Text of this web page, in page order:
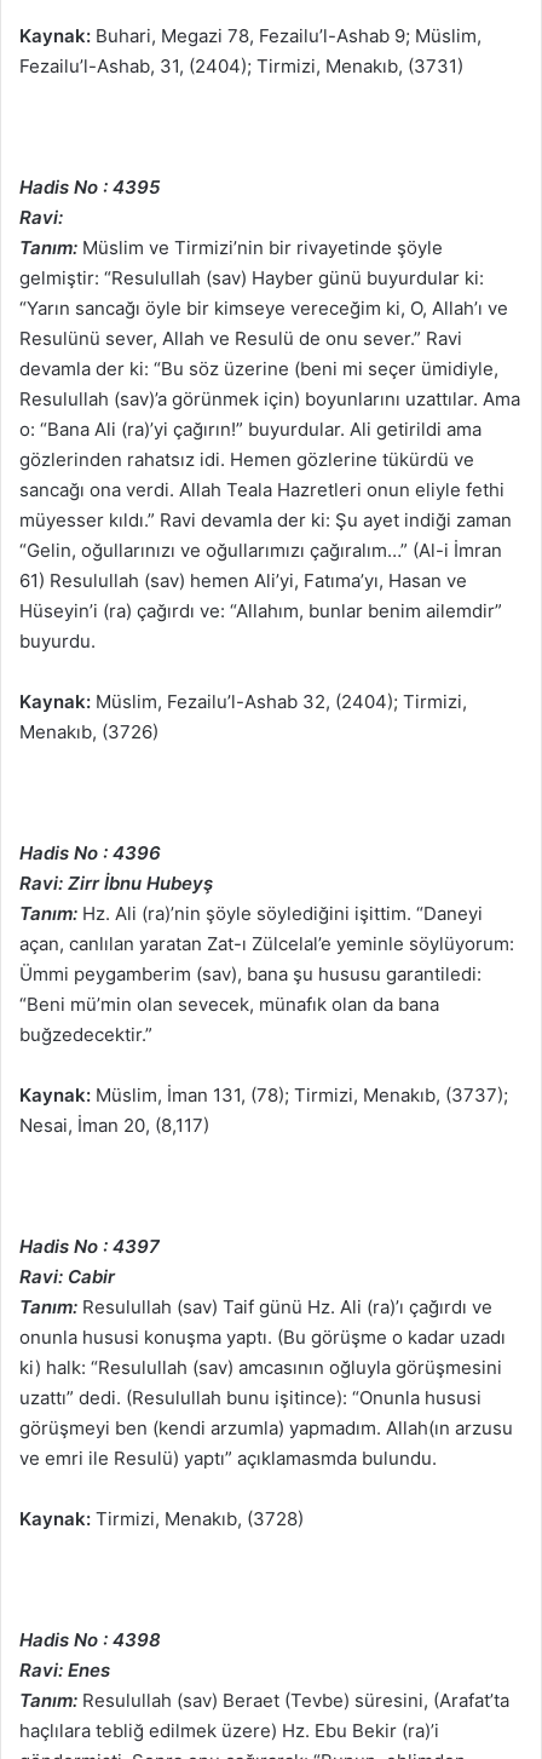
Kaynak: Buhari, Megazi 78, Fezailu’l-Ashab 9; Müslim,
Fezailu’l-Ashab, 31, (2404); Tirmizi, Menakıb, (3731)
Hadis No : 4395
Ravi:
Tanım: Müslim ve Tirmizi’nin bir rivayetinde şöyle
gelmiştir: “Resulullah (sav) Hayber günü buyurdular ki:
“Yarın sancağı öyle bir kimseye vereceğim ki, O, Allah’ı ve
Resulünü sever, Allah ve Resulü de onu sever.” Ravi
devamla der ki: “Bu söz üzerine (beni mi seçer ümidiyle,
Resulullah (sav)’a görünmek için) boyunlarını uzattılar. Ama
o: “Bana Ali (ra)’yi çağırın!” buyurdular. Ali getirildi ama
gözlerinden rahatsız idi. Hemen gözlerine tükürdü ve
sancağı ona verdi. Allah Teala Hazretleri onun eliyle fethi
müyesser kıldı.” Ravi devamla der ki: Şu ayet indiği zaman
“Gelin, oğullarınızı ve oğullarımızı çağıralım…” (Al-i İmran
61) Resulullah (sav) hemen Ali’yi, Fatıma’yı, Hasan ve
Hüseyin’i (ra) çağırdı ve: “Allahım, bunlar benim ailemdir”
buyurdu.
Kaynak: Müslim, Fezailu’l-Ashab 32, (2404); Tirmizi,
Menakıb, (3726)
Hadis No : 4396
Ravi: Zirr İbnu Hubeyş
Tanım: Hz. Ali (ra)’nin şöyle söylediğini işittim. “Daneyi
açan, canlılan yaratan Zat-ı Zülcelal’e yeminle söylüyorum:
Ümmi peygamberim (sav), bana şu hususu garantiledi:
“Beni mü’min olan sevecek, münafık olan da bana
buğzedecektir.”
Kaynak: Müslim, İman 131, (78); Tirmizi, Menakıb, (3737);
Nesai, İman 20, (8,117)
Hadis No : 4397
Ravi: Cabir
Tanım: Resulullah (sav) Taif günü Hz. Ali (ra)’ı çağırdı ve
onunla hususi konuşma yaptı. (Bu görüşme o kadar uzadı
ki) halk: “Resulullah (sav) amcasının oğluyla görüşmesini
uzattı” dedi. (Resulullah bunu işitince): “Onunla hususi
görüşmeyi ben (kendi arzumla) yapmadım. Allah(ın arzusu
ve emri ile Resulü) yaptı” açıklamasmda bulundu.
Kaynak: Tirmizi, Menakıb, (3728)
Hadis No : 4398
Ravi: Enes
Tanım: Resulullah (sav) Beraet (Tevbe) süresini, (Arafat’ta
haçlılara tebliğ edilmek üzere) Hz. Ebu Bekir (ra)’i